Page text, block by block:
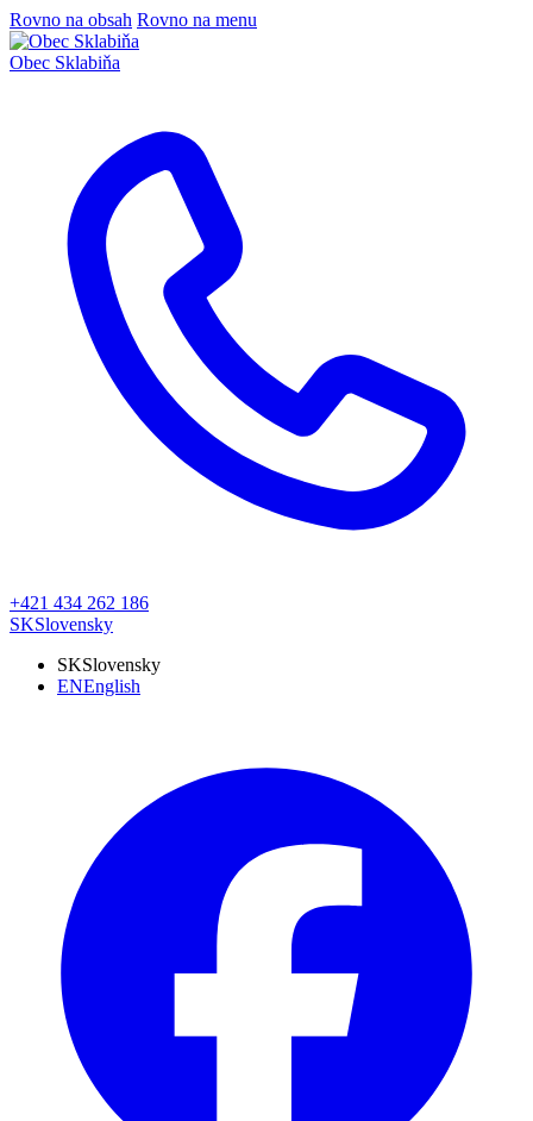
Rovno na obsah Rovno na menu
Obec Sklabiňa
+421 434 262 186
SKSlovensky
SKSlovensky
ENEnglish